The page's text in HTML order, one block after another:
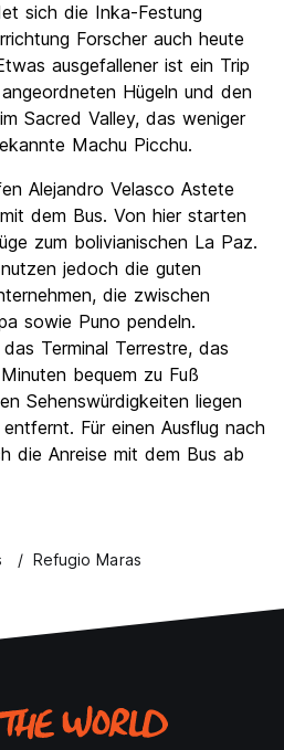
sich die Inka-Festung
Forscher auch heute
ausgefallener ist ein Trip
Hügeln und den
Sacred Valley, das weniger
Machu Picchu.
Alejandro Velasco Astete
dem Bus. Von hier starten
zum bolivianischen La Paz.
jedoch die guten
die zwischen
sowie Puno pendeln.
Terminal Terrestre, das
bequem zu Fuß
Sehenswürdigkeiten liegen
Für einen Ausflug nach
die Anreise mit dem Bus ab
Refugio Maras